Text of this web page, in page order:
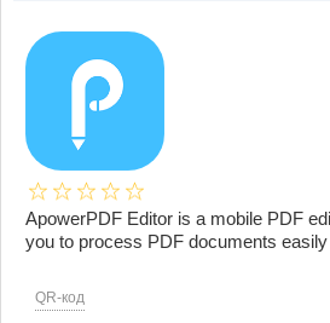
ApowerPDF Editor is a mobile PDF
you to process PDF documents easily
QR-код